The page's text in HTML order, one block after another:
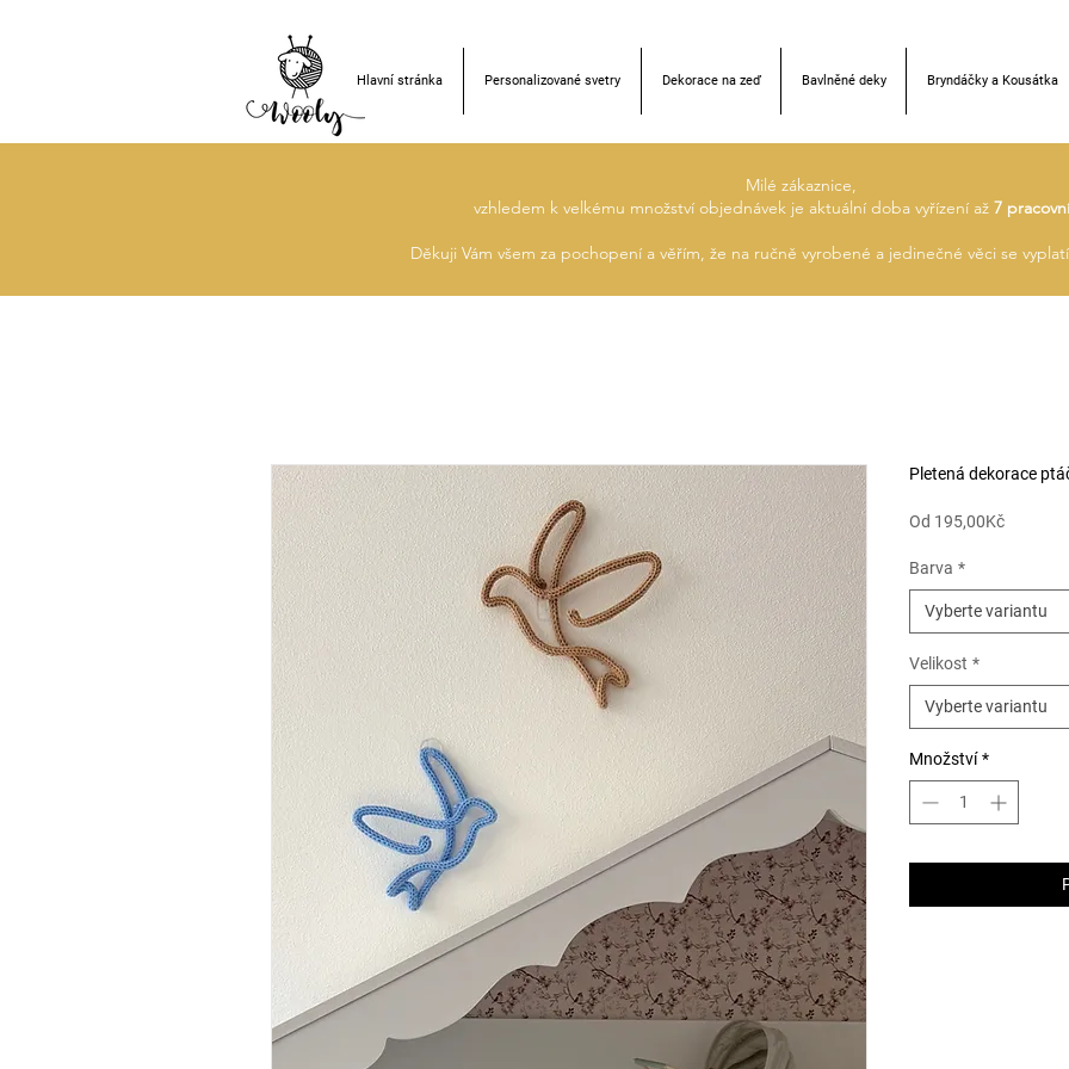
Hlavní stránka Personalizované svetry Dekorace na zeď Bavlněné deky Bryndáčky a Kousátka
Milé zákaznice,
vzhledem k velkému množství objednávek je aktuální doba vyřízení až 7
Děkuji Vám všem za pochopení a věřím, že na ručně vyrobené a jedinečné věci se
Pletená dekorace
Od 195,00Kč
Barva *
Vyberte variantu
Velikost *
Vyberte variantu
Množství *